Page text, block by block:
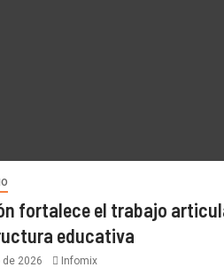
fortalece el trabajo
educativa
2026 Infomix